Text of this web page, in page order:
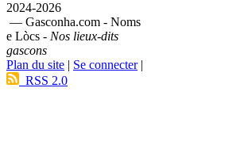
2024-2026
— Gasconha.com - Noms
e Lòcs - Nos lieux-dits
gascons
Plan du site | Se connecter|
RSS 2.0